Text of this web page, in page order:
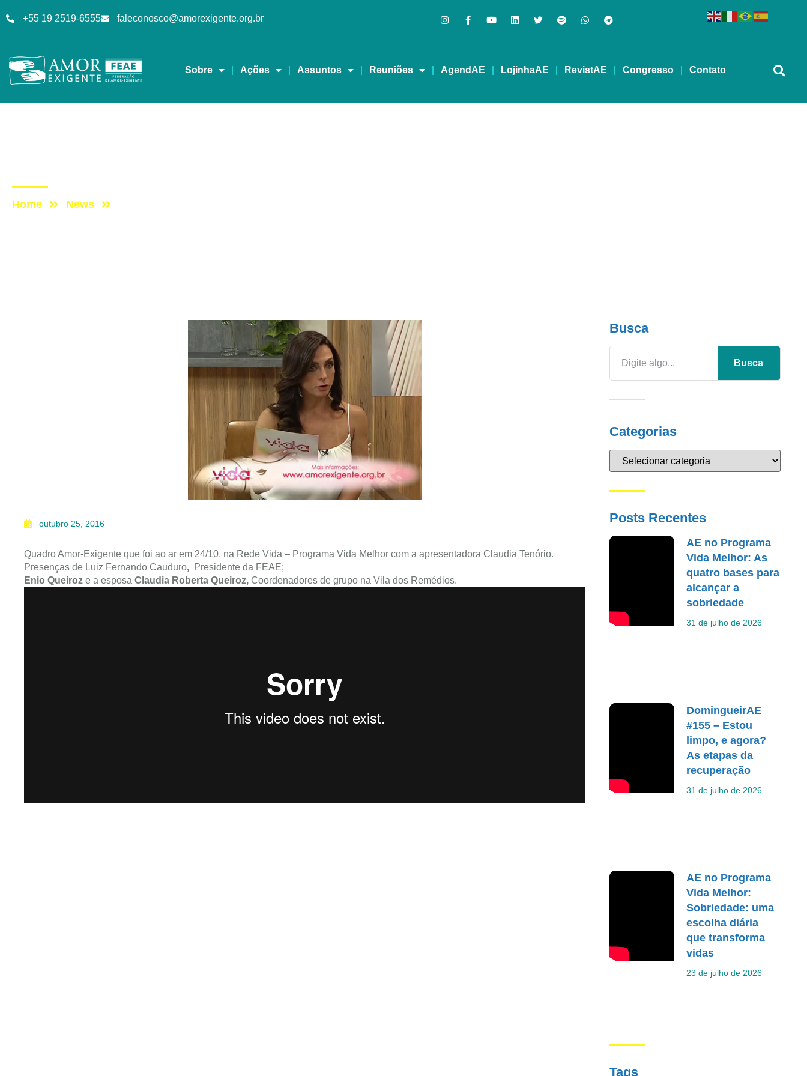
+55 19 2519-6555 faleconosco@amorexigente.org.br
Sobre Ações Assuntos Reuniões AgendAE LojinhaAE RevistAE Congresso Contato
Home News
outubro 25, 2016
Quadro Amor-Exigente que foi ao ar em 24/10, na Rede Vida – Programa Vida Melhor com a apresentadora Claudia Tenório.
Presenças de Luiz Fernando Cauduro, Presidente da FEAE;
Enio Queiroz e a esposa Claudia Roberta Queiroz, Coordenadores de grupo na Vila dos Remédios.
Busca
Busca
Categorias
Posts Recentes
AE no Programa
Vida Melhor: As
quatro bases para
alcançar a
sobriedade
31 de julho de 2026
DomingueirAE
#155 – Estou
limpo, e agora?
As etapas da
recuperação
31 de julho de 2026
AE no Programa
Vida Melhor:
Sobriedade: uma
escolha diária
que transforma
vidas
23 de julho de 2026
Tags